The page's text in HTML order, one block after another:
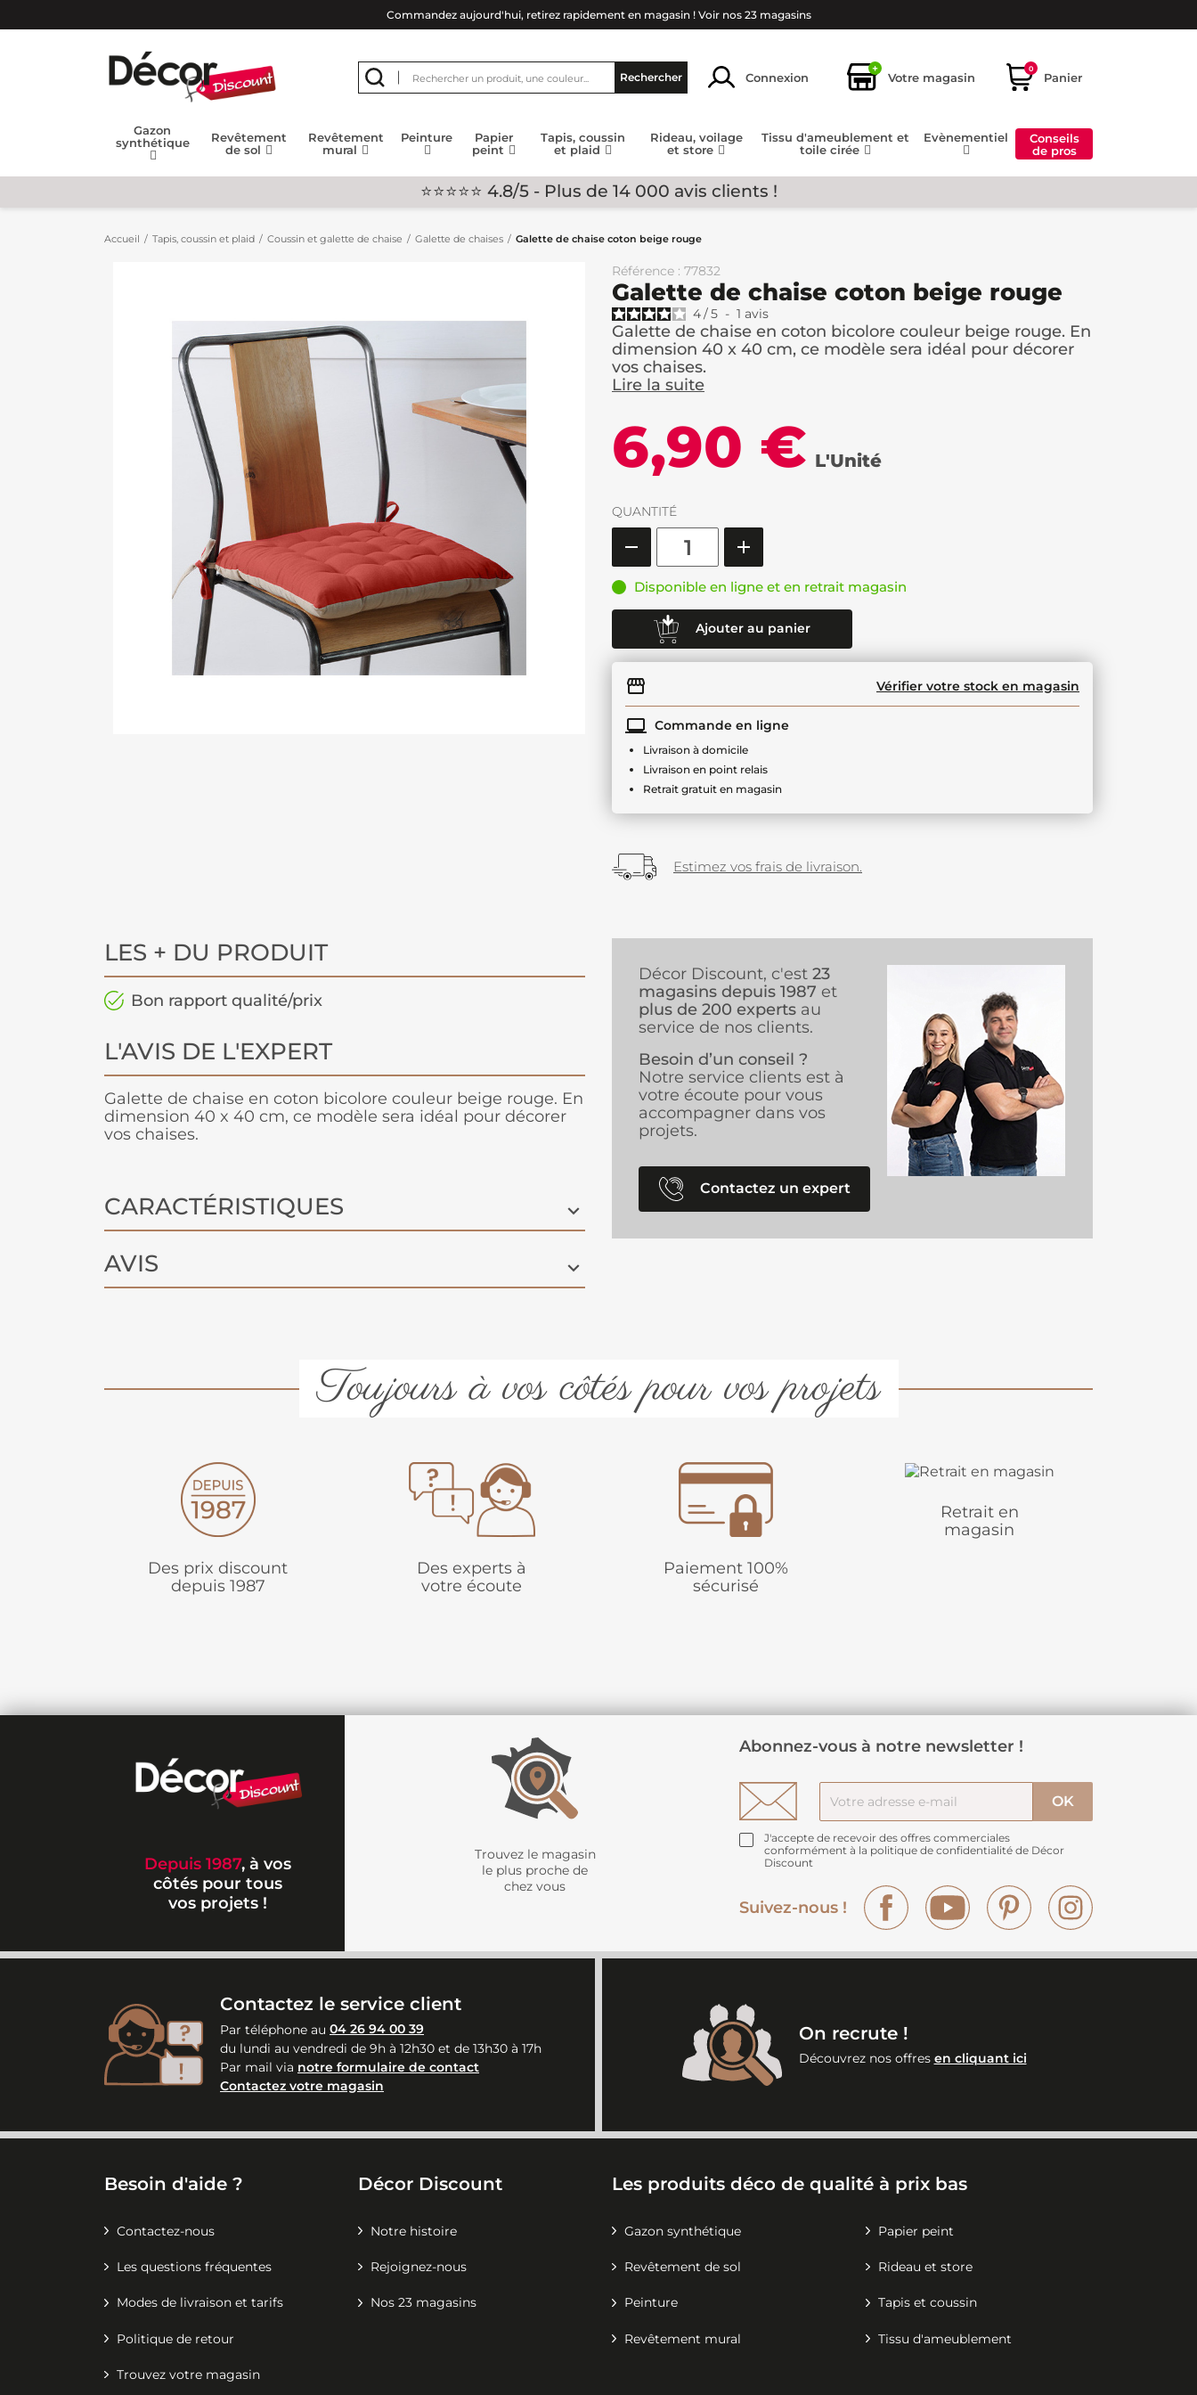
Commandez aujourd'hui, retirez rapidement en magasin ! Voir nos 23 magasins
Rechercher Connexion
+
Votre magasin
0
Panier
Gazon
synthétique
Revêtement
de sol
Revêtement
mural
Peinture
Papier
peint
Tapis, coussin
et plaid
Rideau, voilage
et store
Tissu d'ameublement et
toile cirée
Evènementiel
Conseils
de pros
⭐⭐⭐⭐⭐ 4.8/5 - Plus de 14 000 avis clients !
Accueil Tapis, coussin et plaid Coussin et galette de chaise Galette de chaises Galette de chaise coton beige rouge
Référence : 77832
Galette de chaise coton beige rouge
4/5 - 1 avis
Galette de chaise en coton bicolore couleur beige rouge. En
dimension 40 x 40 cm, ce modèle sera idéal pour décorer
vos chaises.
Lire la suite
6,90 € L'Unité
QUANTITÉ
Disponible en ligne et en retrait magasin
Ajouter au panier
Vérifier votre stock en magasin
Commande en ligne
Livraison à domicile
Livraison en point relais
Retrait gratuit en magasin
Estimez vos frais de livraison.
LES + DU PRODUIT
Bon rapport qualité/prix
L'AVIS DE L'EXPERT
Galette de chaise en coton bicolore couleur beige rouge. En
dimension 40 x 40 cm, ce modèle sera idéal pour décorer
vos chaises.
CARACTÉRISTIQUES
AVIS
Décor Discount, c'est 23
magasins depuis 1987 et
plus de 200 experts au
service de nos clients.
Besoin d’un conseil ?
Notre service clients est à
votre écoute pour vous
accompagner dans vos
projets.
Contactez un expert
Toujours à vos côtés pour vos projets
Des prix discount
depuis 1987
Des experts à
votre écoute
Paiement 100%
sécurisé
Retrait en
magasin
Depuis 1987, à vos
côtés pour tous
vos projets !
Trouvez le magasin
le plus proche de
chez vous
Abonnez-vous à notre newsletter !
J'accepte de recevoir des offres commerciales
conformément à la politique de confidentialité de Décor
Discount
Suivez-nous !
Facebook YouTube Pinterest
Contactez le service client
Par téléphone au 04 26 94 00 39
du lundi au vendredi de 9h à 12h30 et de 13h30 à 17h
Par mail via notre formulaire de contact
Contactez votre magasin
On recrute !
Découvrez nos offres en cliquant ici
Besoin d'aide ?
Contactez-nous
Les questions fréquentes
Modes de livraison et tarifs
Politique de retour
Trouvez votre magasin
Décor Discount
Notre histoire
Rejoignez-nous
Nos 23 magasins
Les produits déco de qualité à prix bas
Gazon synthétique Papier peint
Revêtement de sol Rideau et store
Peinture Tapis et coussin
Revêtement mural Tissu d'ameublement